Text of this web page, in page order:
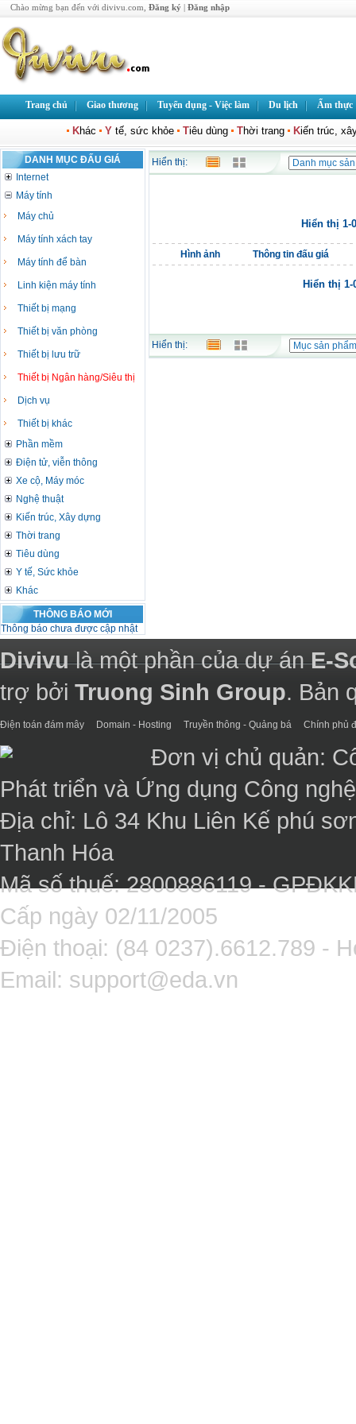
Chào mừng bạn đến với divivu.com, Đăng ký | Đăng nhập
Trang chủ Giao thương Tuyển dụng - Việc làm Du lịch Ẩm thực
Kiến trúc,
Thời trang
Tiêu dùng
Y tế, sức khỏe
Khác
DANH MỤC ĐẤU GIÁ
Internet
Máy tính
Máy chủ
Máy tính xách tay
Máy tính để bàn
Linh kiện máy tính
Thiết bị mạng
Thiết bị văn phòng
Thiết bị lưu trữ
Thiết bị Ngân hàng/Siêu thị
Dịch vụ
Thiết bị khác
Phần mềm
Điện tử, viễn thông
Xe cộ, Máy móc
Nghệ thuật
Kiến trúc, Xây dựng
Thời trang
Tiêu dùng
Y tế, Sức khỏe
Khác
THÔNG BÁO MỚI
Thông báo chưa được cập nhật
Hiển thị:
Hiển thị 1-
Hình ảnh Thông tin đấu giá
Hiển thị
Hiển thị:
Divivulà một phần của dự ánE-
trợ bởi Truong Sinh Group. Bản
Điện toán đám mây Domain - Hosting Truyền thông - Quảng bá Chính phủ
Đơn vị chủ quản:
Phát triển và Ứng dụng Công
Địa chỉ: Lô 34 Khu Liên Kế phú
Thanh Hóa
Mã số thuế: 2800886119 -
Cấp ngày 02/11/2005
Điện thoại: (84 0237).6612.789 -
Email: support@eda.vn